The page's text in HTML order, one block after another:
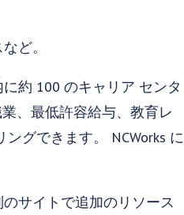
ど。
に約 100 のキャリア センタ
、最低許容給与、教育レ
グできます。 NCWorks に
サイトで追加のリソース